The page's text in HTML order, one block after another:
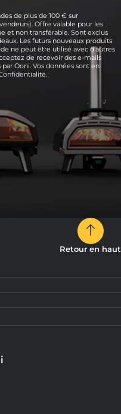
de plus de 100 € sur
Offre valable pour les
et non transférable. Sont exclus
Les futurs nouveaux produits
ne peut être utilisé avec d'autres
de recevoir des e-mails
Ooni. Vos données sont en
Retour en haut